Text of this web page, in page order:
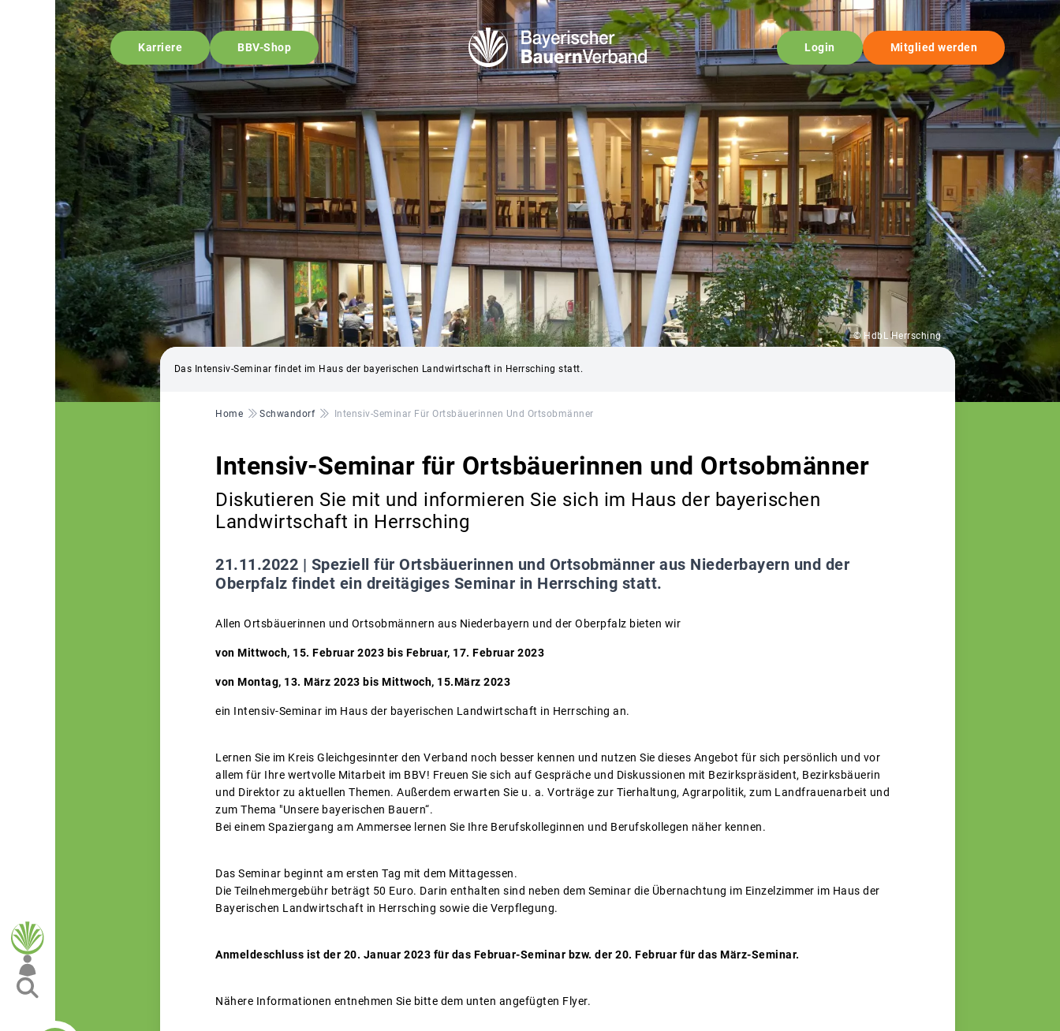
Karriere BBV-Shop Login Mitglied werden
© HdbL Herrsching
Das Intensiv-Seminar findet im Haus der bayerischen Landwirtschaft in Herrsching statt.
Pfadnavigation
Home Schwandorf Intensiv-Seminar Für Ortsbäuerinnen Und Ortsobmänner
Intensiv-Seminar für Ortsbäuerinnen und Ortsobmänner
Diskutieren Sie mit und informieren Sie sich im Haus der bayerischen
Landwirtschaft in Herrsching
21.11.2022 | Speziell für Ortsbäuerinnen und Ortsobmänner aus Niederbayern und der
Oberpfalz findet ein dreitägiges Seminar in Herrsching statt.
Allen Ortsbäuerinnen und Ortsobmännern aus Niederbayern und der Oberpfalz bieten wir
von Mittwoch, 15. Februar 2023 bis Februar, 17. Februar 2023
von Montag, 13. März 2023 bis Mittwoch, 15.März 2023
ein Intensiv-Seminar im Haus der bayerischen Landwirtschaft in Herrsching an.
Lernen Sie im Kreis Gleichgesinnter den Verband noch besser kennen und nutzen Sie dieses Angebot für sich persönlich und vor
allem für Ihre wertvolle Mitarbeit im BBV! Freuen Sie sich auf Gespräche und Diskussionen mit Bezirkspräsident, Bezirksbäuerin
und Direktor zu aktuellen Themen. Außerdem erwarten Sie u. a. Vorträge zur Tierhaltung, Agrarpolitik, zum Landfrauenarbeit und
zum Thema "Unsere bayerischen Bauern“.
Bei einem Spaziergang am Ammersee lernen Sie Ihre Berufskolleginnen und Berufskollegen näher kennen.
Das Seminar beginnt am ersten Tag mit dem Mittagessen.
Die Teilnehmergebühr beträgt 50 Euro. Darin enthalten sind neben dem Seminar die Übernachtung im Einzelzimmer im Haus der
Bayerischen Landwirtschaft in Herrsching sowie die Verpflegung.
Anmeldeschluss ist der 20. Januar 2023 für das Februar-Seminar bzw. der 20. Februar für das März-Seminar.
Nähere Informationen entnehmen Sie bitte dem unten angefügten Flyer.